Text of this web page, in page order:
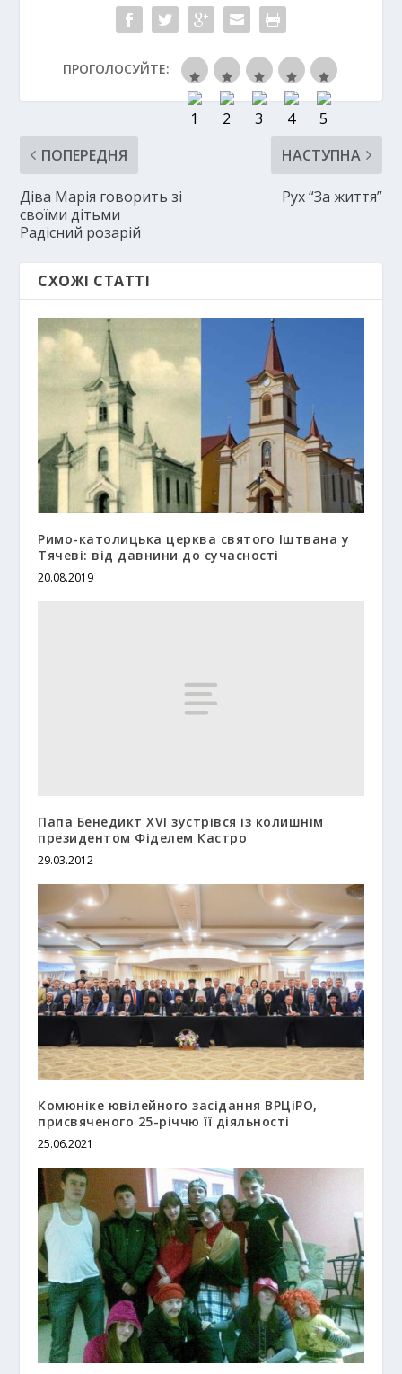
ПРОГОЛОСУЙТЕ:
ПОПЕРЕДНЯ
Діва Марія говорить зі
своїми дітьми
Радісний розарій
НАСТУПНА
Рух “За життя”
СХОЖІ СТАТТІ
Римо-католицька церква святого Іштвана у
Тячеві: від давнини до сучасності
20.08.2019
Папа Бенедикт XVI зустрівся із колишнім
президентом Фіделем Кастро
29.03.2012
Комюніке ювілейного засідання ВРЦіРО,
присвяченого 25-річчю її діяльності
25.06.2021